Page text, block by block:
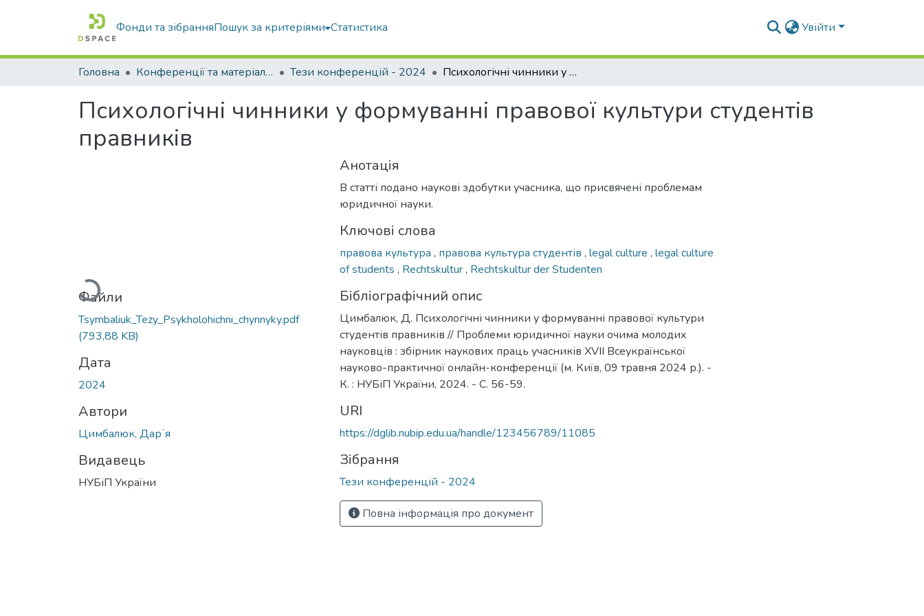
Фонди та зібранняПошук за критеріями Статистика Увійти
Головна Конференції та матеріали конференцій Тези конференцій - 2024 Психологічні чинники у формуванні правової культури студентів правників
Психологічні чинники у формуванні правової культури студентів
правників
Вантажиться...
Файли
Tsymbaliuk_Tezy_Psykholohichni_chynnyky.pdf
(793,88 KB)
Дата
2024
Автори
Цимбалюк, Дарʼя
Видавець
НУБіП України
Анотація
В статті подано наукові здобутки учасника, що присвячені проблемам
юридичної науки.
Ключові слова
правова культура , правова культура студентів , legal culture , legal culture
of students , Rechtskultur, Rechtskultur der Studenten
Бібліографічний опис
Цимбалюк, Д. Психологічні чинники у формуванні правової культури
студентів правників // Проблеми юридичної науки очима молодих
науковців : збірник наукових праць учасників ХVІI Всеукраїнської
науково-практичної онлайн-конференції (м. Київ, 09 травня 2024 р.). -
К. : НУБіП України, 2024. - С. 56-59.
URI
https://dglib.nubip.edu.ua/handle/123456789/11085
Зібрання
Тези конференцій - 2024
Повна інформація про документ